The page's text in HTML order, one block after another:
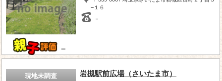
－
−１６
－
現地未調査 岩槻駅前広場（さいたま市）